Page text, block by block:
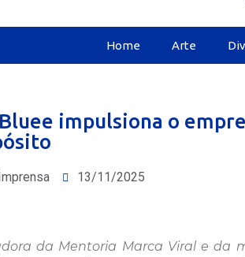
Home Arte
impulsiona o
13/11/2025
da Mentoria Marca Viral e da